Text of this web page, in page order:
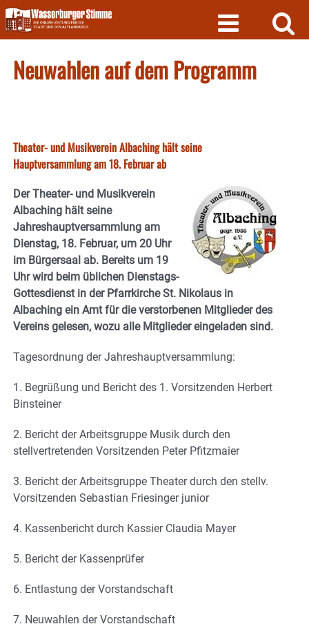
Skip
to
content
Neuwahlen auf dem Programm
Theater- und Musikverein Albaching hält seine
Hauptversammlung am 18. Februar ab
Der Theater- und Musikverein
Albaching hält seine
Jahreshauptversammlung am
Dienstag, 18. Februar, um 20 Uhr
im Bürgersaal ab. Bereits um 19
Uhr wird beim üblichen Dienstags-
Gottesdienst in der Pfarrkirche St. Nikolaus in
Albaching ein Amt für die verstorbenen Mitglieder des
Vereins gelesen, wozu alle Mitglieder eingeladen sind.
Tagesordnung der Jahreshauptversammlung:
1. Begrüßung und Bericht des 1. Vorsitzenden Herbert
Binsteiner
2. Bericht der Arbeitsgruppe Musik durch den
stellvertretenden Vorsitzenden Peter Pfitzmaier
3. Bericht der Arbeitsgruppe Theater durch den stellv.
Vorsitzenden Sebastian Friesinger junior
4. Kassenbericht durch Kassier Claudia Mayer
5. Bericht der Kassenprüfer
6. Entlastung der Vorstandschaft
7. Neuwahlen der Vorstandschaft